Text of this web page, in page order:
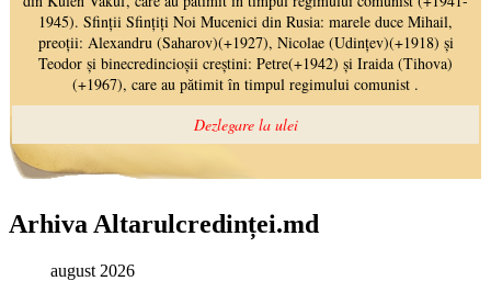
Arhiva Altarulcredinței.md
august 2026